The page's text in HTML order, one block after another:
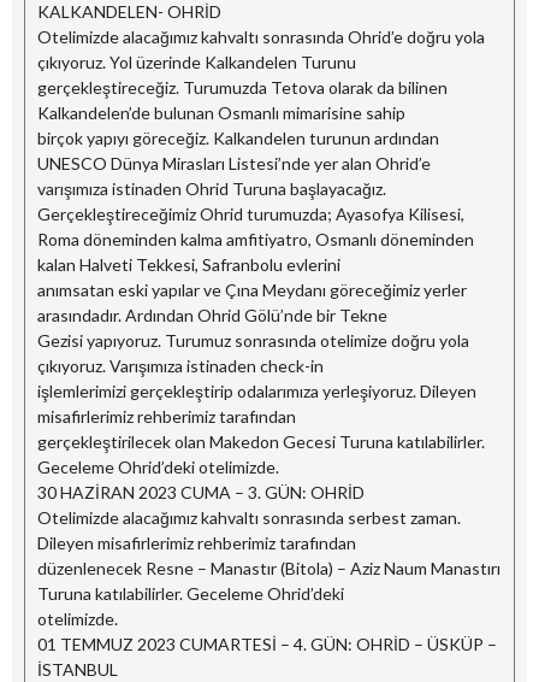
KALKANDELEN- OHRİD
Otelimizde alacağımız kahvaltı sonrasında Ohrid’e doğru yola
çıkıyoruz. Yol üzerinde Kalkandelen Turunu
gerçekleştireceğiz. Turumuzda Tetova olarak da bilinen
Kalkandelen’de bulunan Osmanlı mimarisine sahip
birçok yapıyı göreceğiz. Kalkandelen turunun ardından
UNESCO Dünya Mirasları Listesi’nde yer alan Ohrid’e
varışımıza istinaden Ohrid Turuna başlayacağız.
Gerçekleştireceğimiz Ohrid turumuzda; Ayasofya Kilisesi,
Roma döneminden kalma amfitiyatro, Osmanlı döneminden
kalan Halveti Tekkesi, Safranbolu evlerini
anımsatan eski yapılar ve Çına Meydanı göreceğimiz yerler
arasındadır. Ardından Ohrid Gölü’nde bir Tekne
Gezisi yapıyoruz. Turumuz sonrasında otelimize doğru yola
çıkıyoruz. Varışımıza istinaden check-in
işlemlerimizi gerçekleştirip odalarımıza yerleşiyoruz. Dileyen
misafirlerimiz rehberimiz tarafından
gerçekleştirilecek olan Makedon Gecesi Turuna katılabilirler.
Geceleme Ohrid’deki otelimizde.
30 HAZİRAN 2023 CUMA – 3. GÜN: OHRİD
Otelimizde alacağımız kahvaltı sonrasında serbest zaman.
Dileyen misafirlerimiz rehberimiz tarafından
düzenlenecek Resne – Manastır (Bitola) – Aziz Naum Manastırı
Turuna katılabilirler. Geceleme Ohrid’deki
otelimizde.
01 TEMMUZ 2023 CUMARTESİ – 4. GÜN: OHRİD – ÜSKÜP –
İSTANBUL